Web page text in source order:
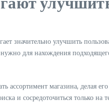
значительно улучшить
для нахождения
ассортимент магазина, делая
и сосредоточиться только